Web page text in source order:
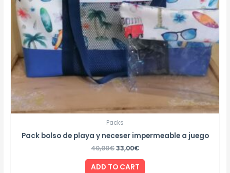
Packs
Pack bolso de playa y neceser impermeable a juego
40,00€33,00€
ADD TO CART